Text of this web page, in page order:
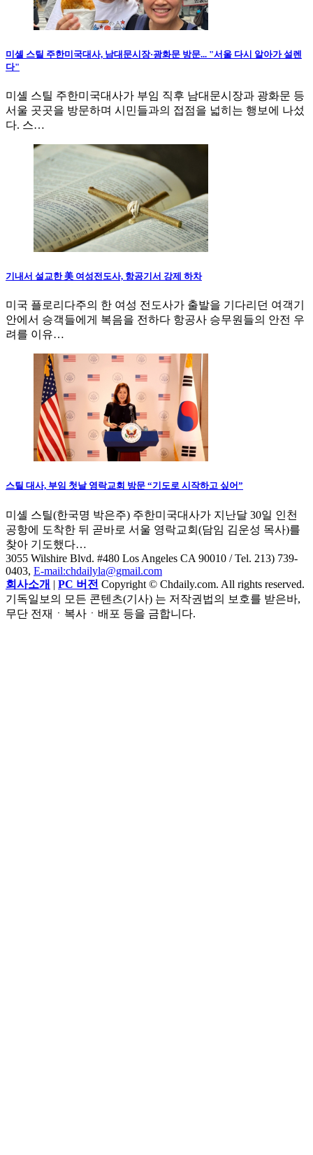
미셸 스틸 주한미국대사, 남대문시장·광화문 방문... "서울 다시 알아가 설렌
다"
미셸 스틸 주한미국대사가 부임 직후 남대문시장과 광화문 등
서울 곳곳을 방문하며 시민들과의 접점을 넓히는 행보에 나섰
다. 스…
기내서 설교한 美 여성전도사, 항공기서 강제 하차
미국 플로리다주의 한 여성 전도사가 출발을 기다리던 여객기
안에서 승객들에게 복음을 전하다 항공사 승무원들의 안전 우
려를 이유…
스틸 대사, 부임 첫날 영락교회 방문 “기도로 시작하고 싶어”
미셸 스틸(한국명 박은주) 주한미국대사가 지난달 30일 인천
공항에 도착한 뒤 곧바로 서울 영락교회(담임 김운성 목사)를
찾아 기도했다…
3055 Wilshire Blvd. #480 Los Angeles CA 90010 / Tel. 213) 739-
0403, E-mail:chdailyla@gmail.com
회사소개 | PC 버전 Copyright © Chdaily.com. All rights reserved.
기독일보의 모든 콘텐츠(기사) 는 저작권법의 보호를 받은바,
무단 전재ㆍ복사ㆍ배포 등을 금합니다.